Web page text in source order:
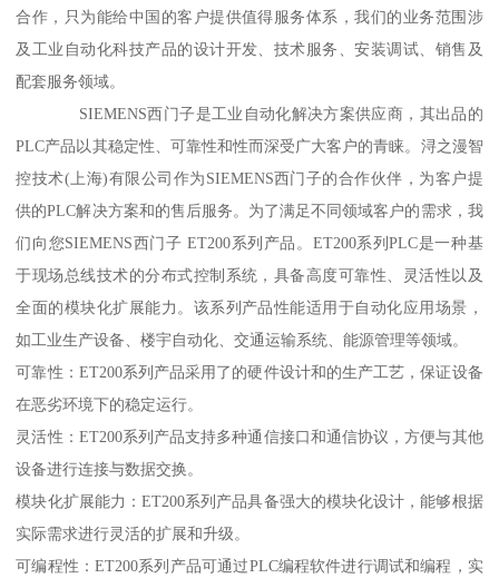
合作，只为能给中国的客户提供值得服务体系，我们的业务范围涉
及工业自动化科技产品的设计开发、技术服务、安装调试、销售及
配套服务领域。
SIEMENS西门子是工业自动化解决方案供应商，其出品的
PLC产品以其稳定性、可靠性和性而深受广大客户的青睐。浔之漫智
控技术(上海)有限公司作为SIEMENS西门子的合作伙伴，为客户提
供的PLC解决方案和的售后服务。为了满足不同领域客户的需求，我
们向您SIEMENS西门子 ET200系列产品。ET200系列PLC是一种基
于现场总线技术的分布式控制系统，具备高度可靠性、灵活性以及
全面的模块化扩展能力。该系列产品性能适用于自动化应用场景，
如工业生产设备、楼宇自动化、交通运输系统、能源管理等领域。
可靠性：ET200系列产品采用了的硬件设计和的生产工艺，保证设备
在恶劣环境下的稳定运行。
灵活性：ET200系列产品支持多种通信接口和通信协议，方便与其他
设备进行连接与数据交换。
模块化扩展能力：ET200系列产品具备强大的模块化设计，能够根据
实际需求进行灵活的扩展和升级。
可编程性：ET200系列产品可通过PLC编程软件进行调试和编程，实